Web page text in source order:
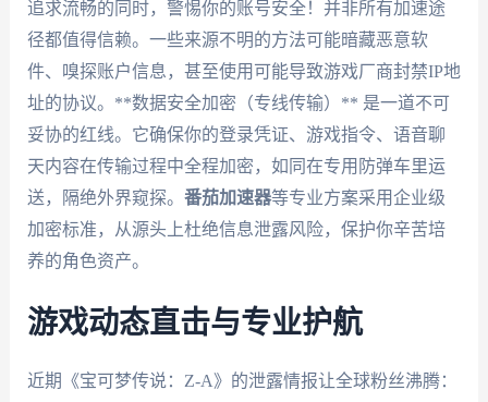
追求流畅的同时，警惕你的账号安全！并非所有加速途
径都值得信赖。一些来源不明的方法可能暗藏恶意软
件、嗅探账户信息，甚至使用可能导致游戏厂商封禁IP地
址的协议。**数据安全加密（专线传输）** 是一道不可
妥协的红线。它确保你的登录凭证、游戏指令、语音聊
天内容在传输过程中全程加密，如同在专用防弹车里运
送，隔绝外界窥探。 番茄加速器等专业方案采用企业级
加密标准，从源头上杜绝信息泄露风险，保护你辛苦培
养的角色资产。
游戏动态直击与专业护航
近期《宝可梦传说：Z-A》的泄露情报让全球粉丝沸腾：